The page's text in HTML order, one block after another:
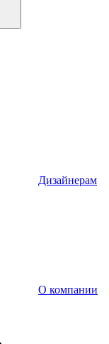
Дизайнерам
О компании